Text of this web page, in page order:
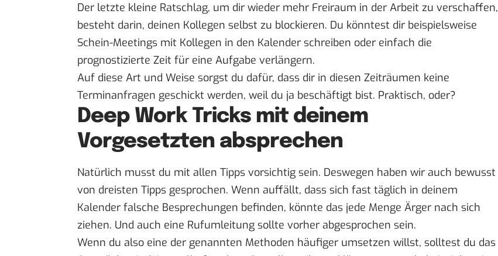
Der letzte kleine Ratschlag, um dir wieder mehr Freiraum in der Arbeit zu verschaffen,
besteht darin, deinen Kollegen selbst zu blockieren. Du könntest dir beispielsweise
Schein-Meetings mit Kollegen in den Kalender schreiben oder einfach die
prognostizierte Zeit für eine Aufgabe verlängern.
Auf diese Art und Weise sorgst du dafür, dass dir in diesen Zeiträumen keine
Terminanfragen geschickt werden, weil du ja beschäftigt bist. Praktisch, oder?
Deep Work Tricks mit deinem
Vorgesetzten absprechen
Natürlich musst du mit allen Tipps vorsichtig sein. Deswegen haben wir auch bewusst
von dreisten Tipps gesprochen. Wenn auffällt, dass sich fast täglich in deinem
Kalender falsche Besprechungen befinden, könnte das jede Menge Ärger nach sich
ziehen. Und auch eine Rufumleitung sollte vorher abgesprochen sein.
Wenn du also eine der genannten Methoden häufiger umsetzen willst, solltest du das